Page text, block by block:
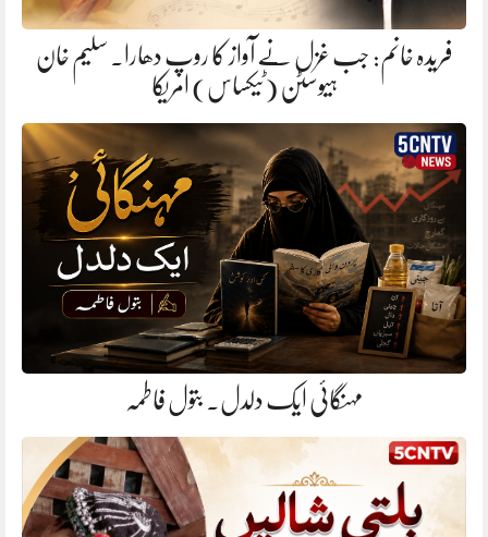
فریدہ خانم: جب غزل نے آواز کا روپ دھارا. سلیم خان
ہیوسٹن (ٹیکساس) امریکا
مہنگائی ایک دلدل. بتول فاطمہ